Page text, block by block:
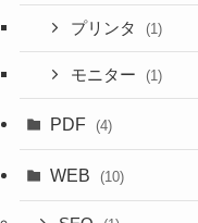
プリンタ (1)
モニター (1)
PDF (4)
WEB (10)